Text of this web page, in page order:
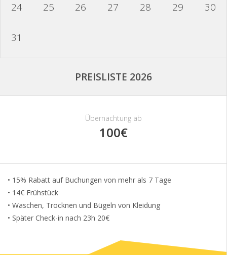
24 25 26 27 28 29 30
31
PREISLISTE 2026
Übernachtung ab
100€
• 15% Rabatt auf Buchungen von mehr als 7 Tage
• 14€ Frühstück
• Waschen, Trocknen und Bügeln von Kleidung
• Später Check-in nach 23h 20€